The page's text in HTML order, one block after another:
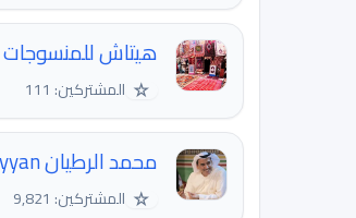
هيتاش للمنسوجات Hitaş Carpet
☆ المشتركين: 111
محمد الرطيان alrotayyan
☆ المشتركين: 9,821